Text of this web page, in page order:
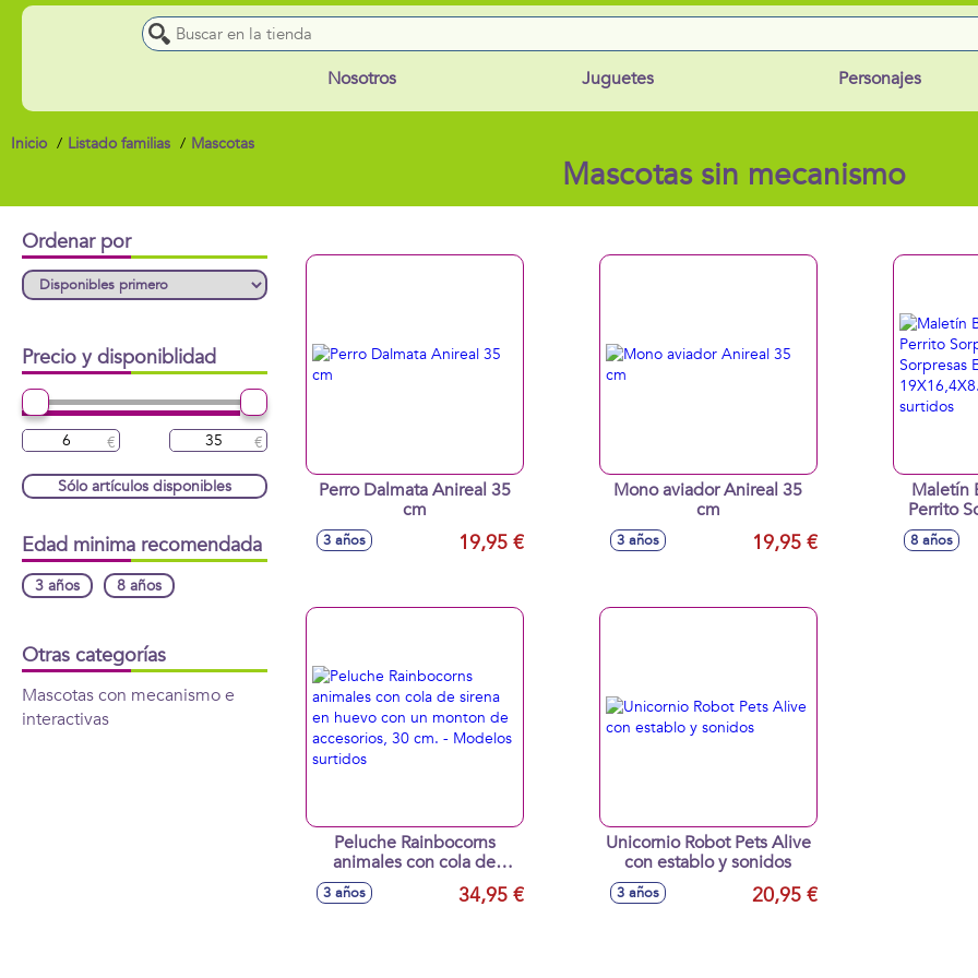
Nosotros Juguetes Personajes
Inicio Listado familias Mascotas
Mascotas sin mecanismo
Perro Dalmata Anireal 35
cm
3 años 19,95 €
Mono aviador Anireal 35
cm
3 años 19,95 €
Maletín
Perrito
10
Interior.
8 años
Peluche Rainbocorns
animales con cola de
sirena en huevo con un
monton de accesorios, 30
3 años 34,95 €
Unicornio Robot Pets Alive
con establo y sonidos
3 años 20,95 €
Ordenar por
Precio y disponiblidad
Sólo artículos disponibles
Edad minima recomendada
3 años 8 años
Otras categorías
Mascotas con mecanismo e
interactivas